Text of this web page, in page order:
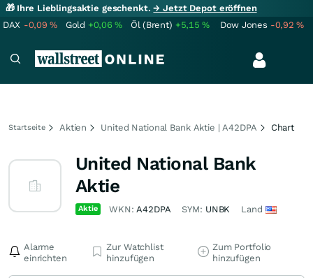
🎁 Ihre Lieblingsaktie geschenkt.→ Jetzt Depot eröffnen
DAX -0,09% Gold +0,06% Öl (Brent) +5,15% Dow Jones -0,92%
Startseite Aktien United National Bank Aktie | A42DPA Chart
United National Bank
Aktie
Aktie WKN:A42DPA SYM: UNBK Land
Alarme
einrichten
Zur Watchlist
hinzufügen
Zum Portfolio
hinzufügen